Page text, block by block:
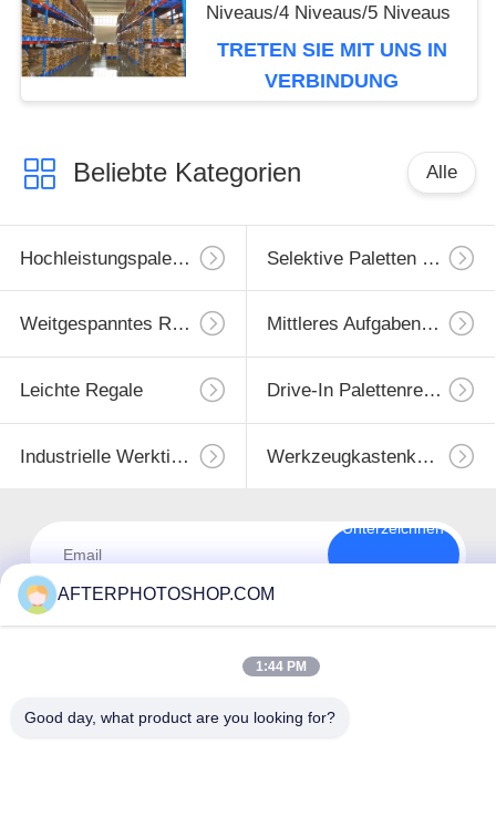
Niveaus/4 Niveaus/5 Niveaus
TRETEN SIE MIT UNS IN
VERBINDUNG
Beliebte Kategorien Alle
Hochleistungspaletten-Racking Selektive Paletten Regale
Weitgespanntes Racking Mittleres Aufgabengestell
Leichte Regale Drive-In Palettenregale
Industrielle Werktische Werkzeugkastenkabinett
Unterzeichnen
AFTERPHOTOSHOP.COM
1:44 PM
Good day, what product are you looking for?